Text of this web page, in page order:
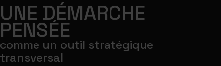
UNE DÉMARCHE
PENSÉE
comme un outil stratégique
transversal